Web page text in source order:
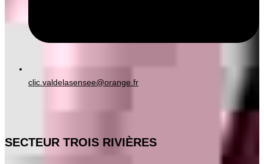
clic.valdelasensee@orange.fr
SECTEUR TROIS RIVIÈRES